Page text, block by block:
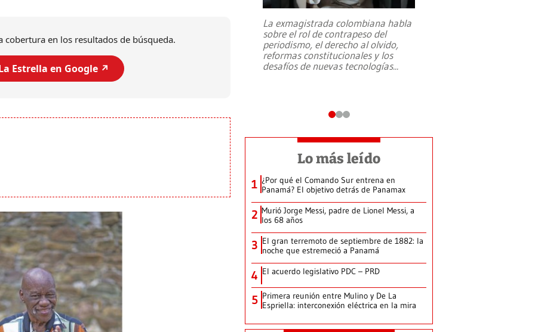
cobertura en los resultados de búsqueda.
Estrella en Google ↗️
emergencia de gran...
La exmagistrada colombiana habla
sobre el rol de contrapeso del
periodismo, el derecho al olvido,
reformas constitucionales y los
desafíos de nuevas tecnologías...
Lo más leído
1 ¿Por qué el Comando Sur entrena en
Panamá? El objetivo detrás de Panamax
2 Murió Jorge Messi, padre de Lionel Messi, a
los 68 años
3 El gran terremoto de septiembre de 1882: la
noche que estremeció a Panamá
4 El acuerdo legislativo PDC – PRD
5 Primera reunión entre Mulino y De La
Espriella: interconexión eléctrica en la mira